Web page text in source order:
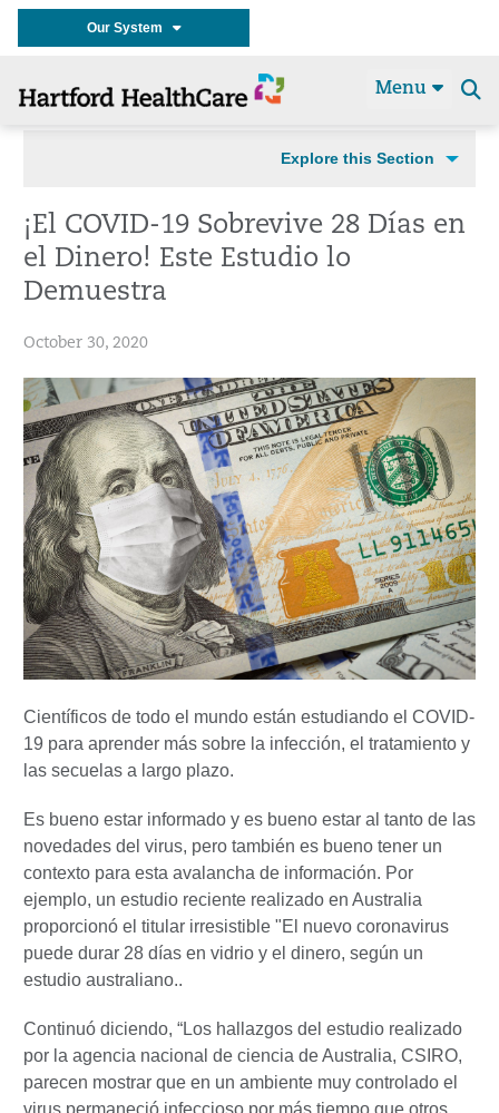
Our System
Menu
Explore this Section
¡El COVID-19 Sobrevive 28 Días en
el Dinero! Este Estudio lo
Demuestra
October 30, 2020
Científicos de todo el mundo están estudiando el COVID-
19 para aprender más sobre la infección, el tratamiento y
las secuelas a largo plazo.
Es bueno estar informado y es bueno estar al tanto de las
novedades del virus, pero también es bueno tener un
contexto para esta avalancha de información. Por
ejemplo, un estudio reciente realizado en Australia
proporcionó el titular irresistible "El nuevo coronavirus
puede durar 28 días en vidrio y el dinero, según un
estudio australiano..
Continuó diciendo, “Los hallazgos del estudio realizado
por la agencia nacional de ciencia de Australia, CSIRO,
parecen mostrar que en un ambiente muy controlado el
virus permaneció infeccioso por más tiempo que otros